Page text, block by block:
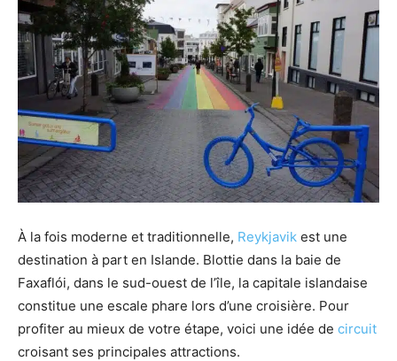
À la fois moderne et traditionnelle, Reykjavik est une
destination à part en Islande. Blottie dans la baie de
Faxaflói, dans le sud-ouest de l’île, la capitale islandaise
constitue une escale phare lors d’une croisière. Pour
profiter au mieux de votre étape, voici une idée de circuit
croisant ses principales attractions.